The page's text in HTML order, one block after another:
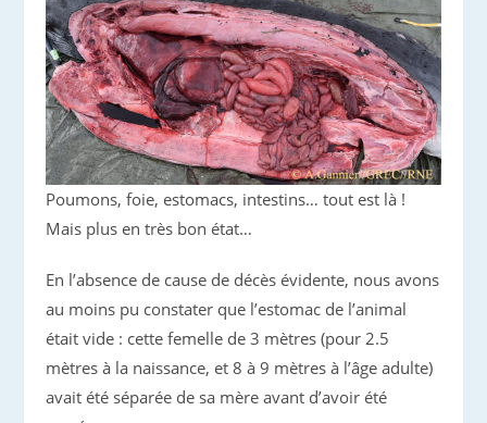
Poumons, foie, estomacs, intestins… tout est là !
Mais plus en très bon état…
En l’absence de cause de décès évidente, nous avons
au moins pu constater que l’estomac de l’animal
était vide : cette femelle de 3 mètres (pour 2.5
mètres à la naissance, et 8 à 9 mètres à l’âge adulte)
avait été séparée de sa mère avant d’avoir été